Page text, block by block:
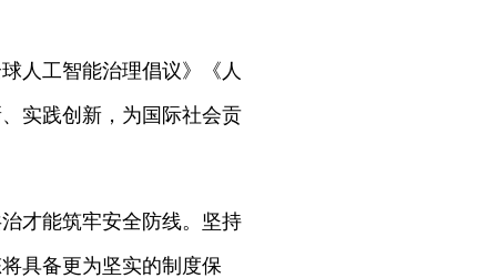
人工智能治理倡议》《人
实践创新，为国际社会贡
才能筑牢安全防线。坚持
具备更为坚实的制度保